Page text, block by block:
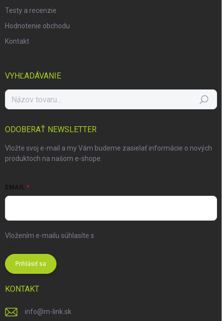
Testy a recenzie
Hodnotenie obchodu
Kontakt
VYHĽADÁVANIE
Hľadať
ODOBERAŤ NEWSLETTER
Vložte svoj e-mail a my Vám budeme zasielať informácie o nových
produktoch na našom e-shope.
EMAIL
Vložením e-mailu súhlasíte s
Prihlásiť sa
KONTAKT
info@m-link.sk